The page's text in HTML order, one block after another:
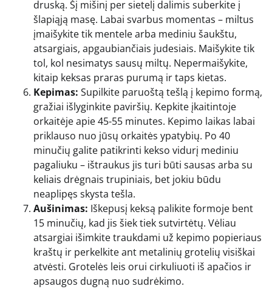
druską. Šį mišinį per sietelį dalimis suberkite į
šlapiąją masę. Labai svarbus momentas – miltus
įmaišykite tik mentele arba mediniu šaukštu,
atsargiais, apgaubiančiais judesiais. Maišykite tik
tol, kol nesimatys sausų miltų. Nepermaišykite,
kitaip keksas praras purumą ir taps kietas.
Kepimas: Supilkite paruoštą tešlą į kepimo formą,
gražiai išlyginkite paviršių. Kepkite įkaitintoje
orkaitėje apie 45-55 minutes. Kepimo laikas labai
priklauso nuo jūsų orkaitės ypatybių. Po 40
minučių galite patikrinti kekso vidurį mediniu
pagaliuku – ištraukus jis turi būti sausas arba su
keliais drėgnais trupiniais, bet jokiu būdu
neaplipęs skysta tešla.
Aušinimas: Iškepusį keksą palikite formoje bent
15 minučių, kad jis šiek tiek sutvirtėtų. Vėliau
atsargiai išimkite traukdami už kepimo popieriaus
kraštų ir perkelkite ant metalinių grotelių visiškai
atvėsti. Grotelės leis orui cirkuliuoti iš apačios ir
apsaugos dugną nuo sudrėkimo.